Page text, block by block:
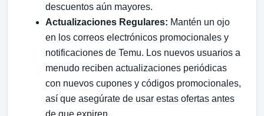
descuentos aún mayores.
Actualizaciones Regulares: Mantén un ojo
en los correos electrónicos promocionales y
notificaciones de Temu. Los nuevos usuarios a
menudo reciben actualizaciones periódicas
con nuevos cupones y códigos promocionales,
así que asegúrate de usar estas ofertas antes
de que expiren.